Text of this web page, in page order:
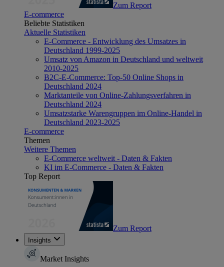
Zum Report
E-commerce
Beliebte Statistiken
Aktuelle Statistiken
E-Commerce - Entwicklung des Umsatzes in
Deutschland 1999-2025
Umsatz von Amazon in Deutschland und weltweit
2010-2025
B2C-E-Commerce: Top-50 Online Shops in
Deutschland 2024
Marktanteile von Online-Zahlungsverfahren in
Deutschland 2024
Umsatzstarke Warengruppen im Online-Handel in
Deutschland 2023-2025
E-commerce
Themen
Weitere Themen
E-Commerce weltweit - Daten & Fakten
KI im E-Commerce - Daten & Fakten
Top Report
Zum Report
Insights
Market Insights